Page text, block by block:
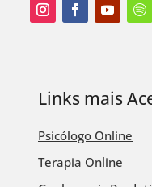
Links mais
Psicólogo Online
Terapia Online